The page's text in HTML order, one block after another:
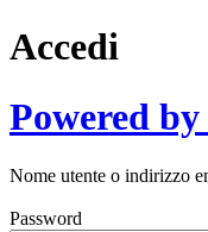
Accedi
Powered
Nome utente o indirizzo
Password